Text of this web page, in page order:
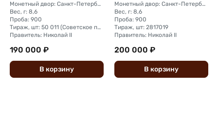
Монетный двор: Санкт-Петербургский монетный двор
Вес, г: 8,6
Проба: 900
Тираж, шт: 50 011 (Советское правительство с декабря 1925 г. по март 1926 г. отчеканило 2 011 000 10-ти рублевого достоинства царского образца, предположительно штемпелями 1911 г.)
Правитель: Николай II
190 000 ₽
В корзину
Монетный двор: Санкт-Петербургский монетный двор
Вес, г: 8,6
Проба: 900
Тираж, шт: 2817019
Правитель: Николай II
200 000 ₽
В корзину